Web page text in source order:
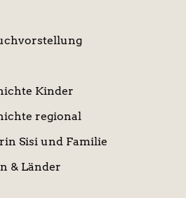
Kinder
regional
Sisi und Familie
& Länder